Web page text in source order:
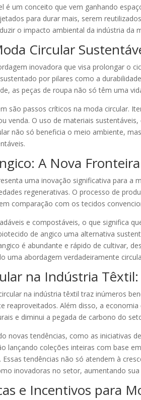
é um conceito que vem ganhando
para durar mais, serem
o impacto ambiental da indústria
Circular
inovadora que visa prolongar o
por pilares como a
as peças de roupa não só têm uma
são passos críticos na moda circular.
venda. O uso de materiais
não só beneficia o meio ambiente,
A Nova
uma inovação significativa para a
regenerativas. O processo de
comparação com os tecidos
e compostáveis, o que significa
de angico uma alternativa
é abundante e rápido de cultivar,
uma abordagem verdadeiramente
na Indústria
na indústria têxtil traz inúmeros
reaproveitados. Além disso, a
e diminui a pegada de carbono do
novas tendências, como as iniciativas
lançando coleções inteiras com base
Essas tendências não só atendem à
inovadoras no setor, aumentando
e Incentivos para